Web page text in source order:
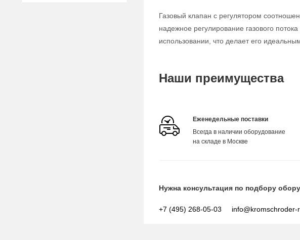
Газовый клапан с регулятором
надежное регулирование газового
использовании, что делает его
Наши преимущества
Еженедельные поставки
Всегда в наличии оборудование
на складе в Москве
Нужна консультация по подбору
+7 (495) 268-05-03 info@kromschroder-